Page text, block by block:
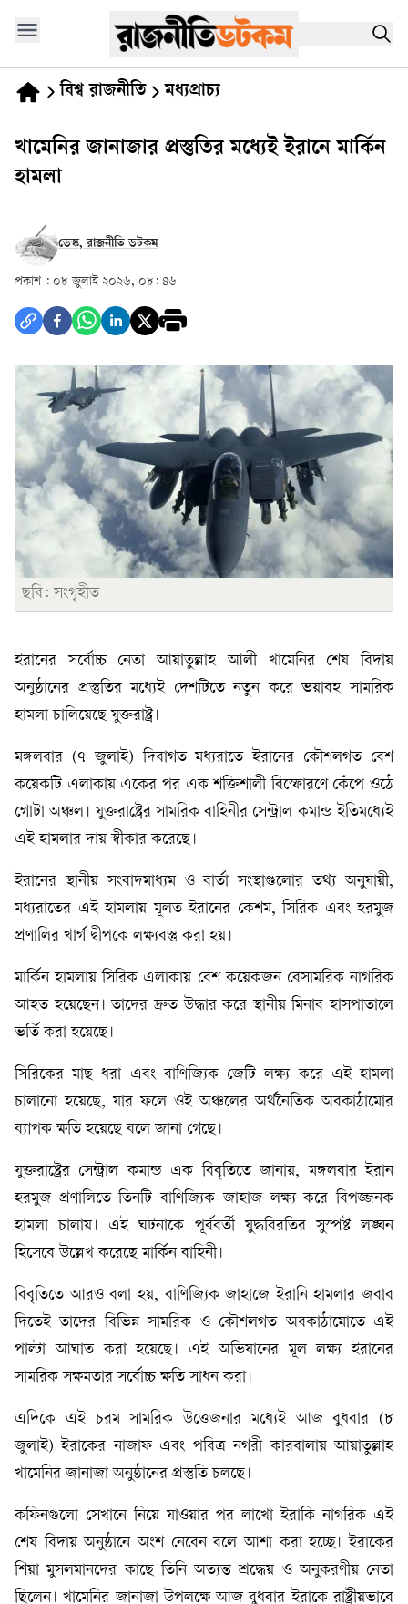
বিশ্ব রাজনীতি মধ্যপ্রাচ্য
খামেনির জানাজার প্রস্তুতির মধ্যেই ইরানে মার্কিন
হামলা
ডেস্ক, রাজনীতি ডটকম
প্রকাশ : ০৮ জুলাই ২০২৬, ০৮: ৪৬
ছবি: সংগৃহীত
ইরানের সর্বোচ্চ নেতা আয়াতুল্লাহ আলী খামেনির শেষ বিদায়
অনুষ্ঠানের প্রস্তুতির মধ্যেই দেশটিতে নতুন করে ভয়াবহ সামরিক
হামলা চালিয়েছে যুক্তরাষ্ট্র।
মঙ্গলবার (৭ জুলাই) দিবাগত মধ্যরাতে ইরানের কৌশলগত বেশ
কয়েকটি এলাকায় একের পর এক শক্তিশালী বিস্ফোরণে কেঁপে ওঠে
গোটা অঞ্চল। যুক্তরাষ্ট্রের সামরিক বাহিনীর সেন্ট্রাল কমান্ড ইতিমধ্যেই
এই হামলার দায় স্বীকার করেছে।
ইরানের স্থানীয় সংবাদমাধ্যম ও বার্তা সংস্থাগুলোর তথ্য অনুযায়ী,
মধ্যরাতের এই হামলায় মূলত ইরানের কেশম, সিরিক এবং হরমুজ
প্রণালির খার্গ দ্বীপকে লক্ষ্যবস্তু করা হয়।
মার্কিন হামলায় সিরিক এলাকায় বেশ কয়েকজন বেসামরিক নাগরিক
আহত হয়েছেন। তাদের দ্রুত উদ্ধার করে স্থানীয় মিনাব হাসপাতালে
ভর্তি করা হয়েছে।
সিরিকের মাছ ধরা এবং বাণিজ্যিক জেটি লক্ষ্য করে এই হামলা
চালানো হয়েছে, যার ফলে ওই অঞ্চলের অর্থনৈতিক অবকাঠামোর
ব্যাপক ক্ষতি হয়েছে বলে জানা গেছে।
যুক্তরাষ্ট্রের সেন্ট্রাল কমান্ড এক বিবৃতিতে জানায়, মঙ্গলবার ইরান
হরমুজ প্রণালিতে তিনটি বাণিজ্যিক জাহাজ লক্ষ্য করে বিপজ্জনক
হামলা চালায়। এই ঘটনাকে পূর্ববর্তী যুদ্ধবিরতির সুস্পষ্ট লঙ্ঘন
হিসেবে উল্লেখ করেছে মার্কিন বাহিনী।
বিবৃতিতে আরও বলা হয়, বাণিজ্যিক জাহাজে ইরানি হামলার জবাব
দিতেই তাদের বিভিন্ন সামরিক ও কৌশলগত অবকাঠামোতে এই
পাল্টা আঘাত করা হয়েছে। এই অভিযানের মূল লক্ষ্য ইরানের
সামরিক সক্ষমতার সর্বোচ্চ ক্ষতি সাধন করা।
এদিকে এই চরম সামরিক উত্তেজনার মধ্যেই আজ বুধবার (৮
জুলাই) ইরাকের নাজাফ এবং পবিত্র নগরী কারবালায় আয়াতুল্লাহ
খামেনির জানাজা অনুষ্ঠানের প্রস্তুতি চলছে।
কফিনগুলো সেখানে নিয়ে যাওয়ার পর লাখো ইরাকি নাগরিক এই
শেষ বিদায় অনুষ্ঠানে অংশ নেবেন বলে আশা করা হচ্ছে। ইরাকের
শিয়া মুসলমানদের কাছে তিনি অত্যন্ত শ্রদ্ধেয় ও অনুকরণীয় নেতা
ছিলেন। খামেনির জানাজা উপলক্ষে আজ বুধবার ইরাকে রাষ্ট্রীয়ভাবে